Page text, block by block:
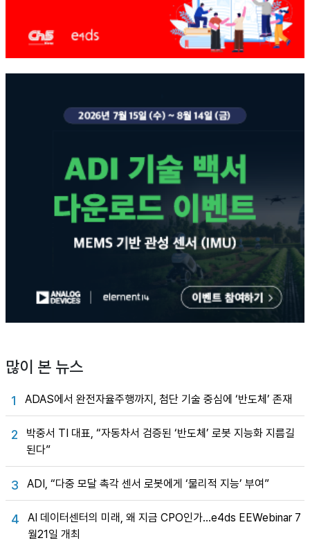
많이 본 뉴스
1 ADAS에서 완전자율주행까지, 첨단 기술 중심에 ‘반도체’ 존재
2
박중서 TI 대표, “자동차서 검증된 ‘반도체’ 로봇 지능화 지름길
된다”
3 ADI, “다중 모달 촉각 센서 로봇에게 ‘물리적 지능’ 부여”
4
AI 데이터센터의 미래, 왜 지금 CPO인가…e4ds EEWebinar 7
월21일 개최